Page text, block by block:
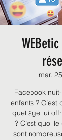
mar.
Facebook
enfants ? C’est
quel âge lui
? C’est quoi
sont